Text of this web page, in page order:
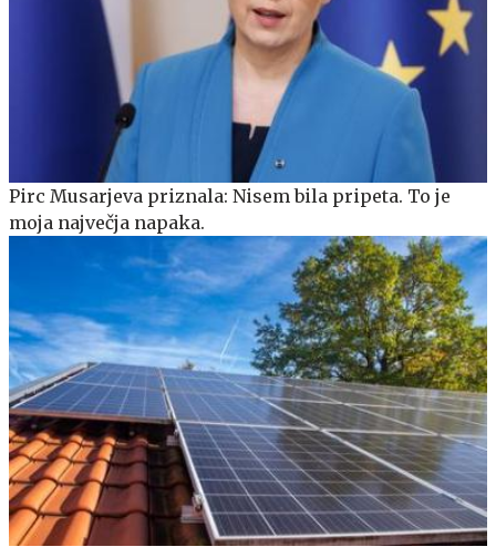
Pirc Musarjeva priznala: Nisem bila pripeta. To je
moja največja napaka.